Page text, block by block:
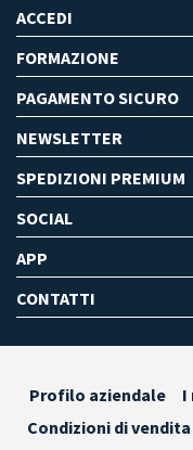
ACCEDI
FORMAZIONE
PAGAMENTO SICURO
NEWSLETTER
SPEDIZIONI PREMIUM
SOCIAL
APP
CONTATTI
Profilo aziendale I
Condizioni di vendita